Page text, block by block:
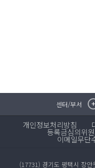
센터/부서
취·창
국제대
학술정
학생생
산학협
개인정보처리방침
등록금심의위
이메일무단
(17731) 경기도 평택시 장